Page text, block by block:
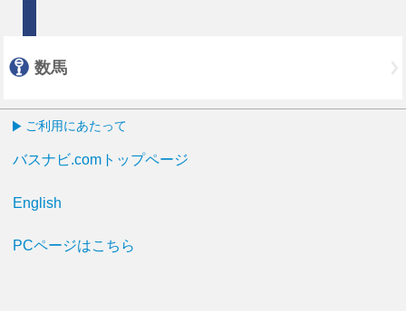
数馬
ご利用にあたって
バスナビ.comトップページ
English
PCページはこちら